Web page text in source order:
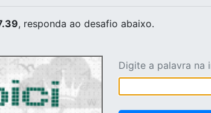
, responda ao desafio abaixo.
Digite a palavra na